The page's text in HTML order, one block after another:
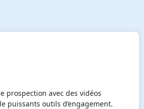
prospection avec des vidéos
puissants outils d’engagement.